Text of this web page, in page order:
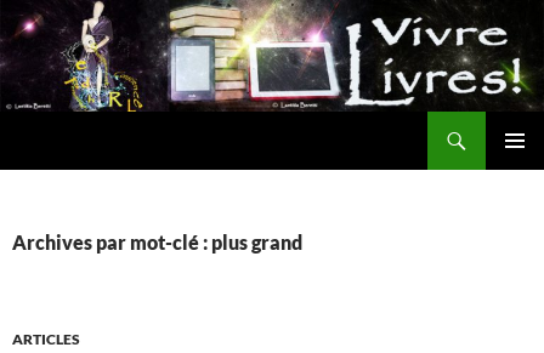
Aller
au
contenu
Archives par mot-clé : plus grand
ARTICLES